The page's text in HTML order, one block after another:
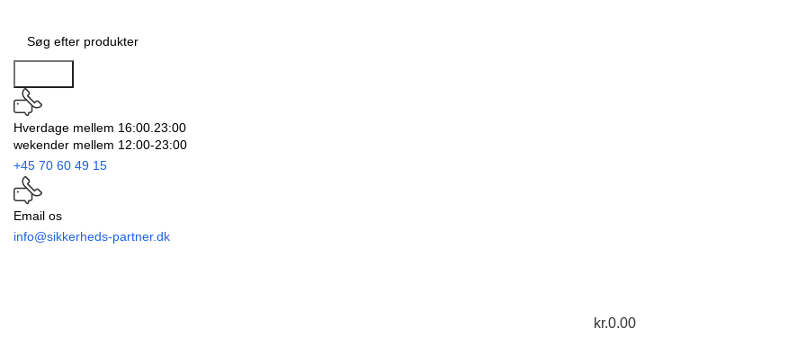
Hverdage mellem 16:00.23:00
wekender mellem 12:00-23:00
+45 70 60 49 15
Email os
info@sikkerheds-partner.dk
kr.0.00